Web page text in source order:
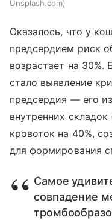
Unsplash.com
Оказалось, что у
предсердием риск
возрастает на
стало выявление
предсердия — его
внутренних
кровоток на 40%,
для формирования
Самое
совпадение